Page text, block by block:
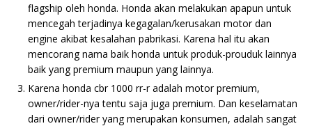
flagship oleh honda. Honda akan melakukan apapun untuk
mencegah terjadinya kegagalan/kerusakan motor dan
engine akibat kesalahan pabrikasi. Karena hal itu akan
mencorang nama baik honda untuk produk-prouduk lainnya
baik yang premium maupun yang lainnya.
Karena honda cbr 1000 rr-r adalah motor premium,
owner/rider-nya tentu saja juga premium. Dan keselamatan
dari owner/rider yang merupakan konsumen, adalah sangat